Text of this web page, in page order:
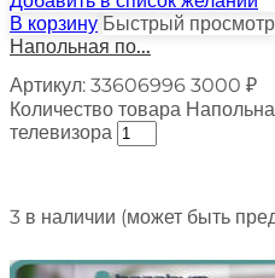
В корзину Быстрый просмотр
Напольная по...
Артикул: 33606996 3000 ₽
Количество товара
телевизора
3 в наличии (может быть